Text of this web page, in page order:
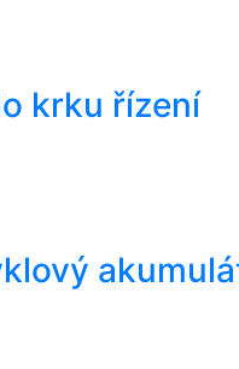
krku řízení